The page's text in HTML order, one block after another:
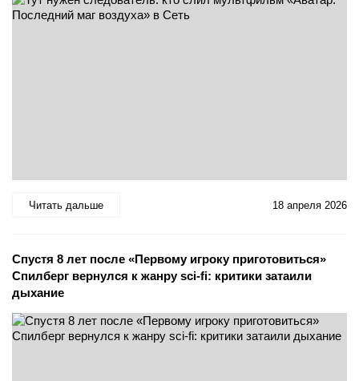
Читать дальше 18 апреля 2026
Спустя 8 лет после «Первому игроку приготовиться»
Спилберг вернулся к жанру sci-fi: критики затаили
дыхание